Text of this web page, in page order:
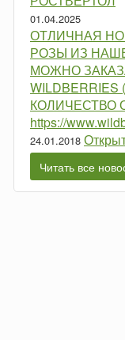
01.04.2025
ОТЛИЧНАЯ
РОЗЫ ИЗ
МОЖНО
КОЛИЧЕСТВО
https://
24.01.2018
Читать все